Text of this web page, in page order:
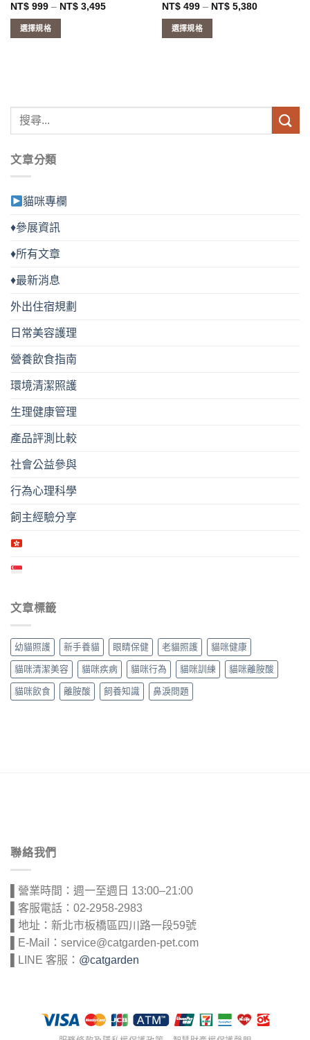
NT$999 – NT$3,495價
選擇規格
款
可
在
品
面
選
選
NT$499 – NT$5,380價
選擇規格
款
文章分類
貓咪專欄
♦參展資訊
♦所有文章
♦最新消息
外出住宿規劃
日常美容護理
營養飲食指南
環境清潔照護
生理健康管理
產品評測比較
社會公益參與
行為心理科學
飼主經驗分享
文章標籤
幼貓照護 新手養貓 眼睛保健 老貓照護 貓咪健康
貓咪清潔美容 貓咪疾病 貓咪行為 貓咪訓練 貓咪離胺酸
貓咪飲食 離胺酸 飼養知識 鼻淚問題
聯絡我們
▌營業時間：週一至週日 13:00–21:00
▌客服電話：02-2958-2983
▌地址：新北市板橋區四川路一段59號
▌E-Mail：service@catgarden-pet.com
▌LINE 客服： @catgarden